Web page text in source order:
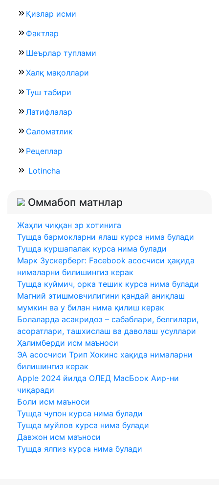
Қизлар исми
Фактлар
Шеърлар туплами
Халқ мақоллари
Туш табири
Латифлалар
Саломатлик
Рецеплар
Lotincha
Оммабоп матнлар
Жаҳли чиққан эр хотинига
Тушда бармокларни ялаш курса нима булади
Тушда куршапалак курса нима булади
Марк Зуcкерберг: Facebook асосчиси ҳақида
нималарни билишингиз керак
Тушда куймич, орка тешик курса нима булади
Магний этишмовчилигини қандай аниқлаш
мумкин ва у билан нима қилиш керак
Болаларда асакридоз – сабаблари, белгилари,
асоратлари, ташхислаш ва даволаш усуллари
Ҳалимберди исм маъноси
ЭА асосчиси Трип Хокинс хақида нималарни
билишингиз керак
Apple 2024 йилда ОЛEД МаcБоок Аир-ни
чиқаради
Боли исм маъноси
Тушда чупон курса нима булади
Тушда муйлов курса нима булади
Давжон исм маъноси
Тушда ялпиз курса нима булади